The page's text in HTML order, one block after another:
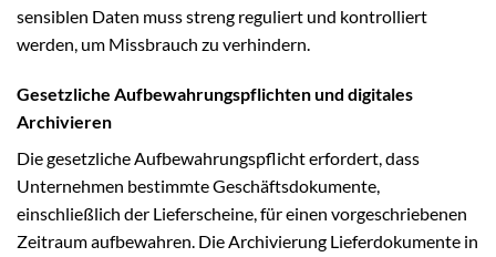
sensiblen Daten muss streng reguliert und kontrolliert
werden, um Missbrauch zu verhindern.
Gesetzliche Aufbewahrungspflichten und digitales
Archivieren
Die gesetzliche Aufbewahrungspflicht erfordert, dass
Unternehmen bestimmte Geschäftsdokumente,
einschließlich der Lieferscheine, für einen vorgeschriebenen
Zeitraum aufbewahren. Die Archivierung Lieferdokumente in